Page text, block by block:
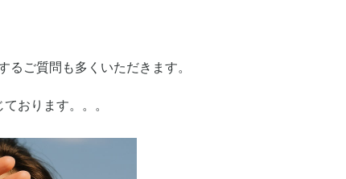
るご質問も多くいただきます。
おります。。。